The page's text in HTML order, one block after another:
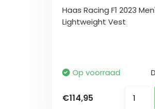
Haas Racing F1 2023
Lightweight Vest
Op voorraad
€114,95